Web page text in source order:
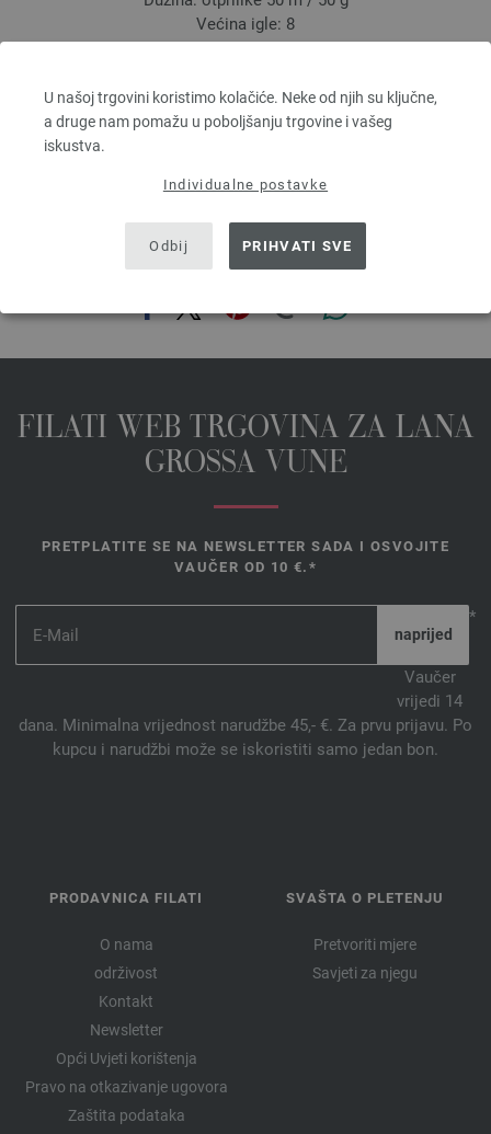
U našoj trgovini koristimo kolačiće. Neke od njih su ključne,
a druge nam pomažu u poboljšanju trgovine i vašeg
iskustva.
Individualne postavke
Odbij PRIHVATI SVE
Većina igle: 8
prev next
PODIJELI OVU STRANICU
FILATI WEB TRGOVINA ZA LANA
GROSSA VUNE
PRETPLATITE SE NA NEWSLETTER SADA I OSVOJITE
VAUČER OD 10 €.*
*
Vaučer
vrijedi 14
dana. Minimalna vrijednost narudžbe 45,- €. Za prvu prijavu. Po
kupcu i narudžbi može se iskoristiti samo jedan bon.
PRODAVNICA FILATI
O nama
održivost
Kontakt
Newsletter
Opći Uvjeti korištenja
Pravo na otkazivanje ugovora
Zaštita podataka
SVAŠTA O PLETENJU
Pretvoriti mjere
Savjeti za njegu